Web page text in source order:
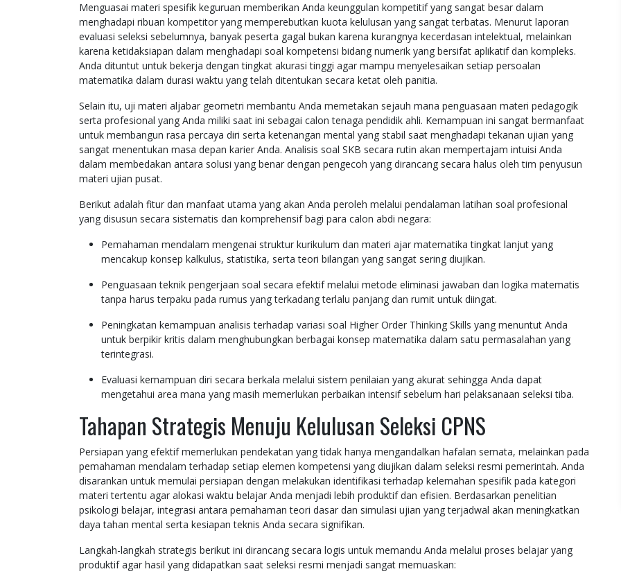
Menguasai materi spesifik keguruan memberikan Anda keunggulan kompetitif yang sangat besar dalam
menghadapi ribuan kompetitor yang memperebutkan kuota kelulusan yang sangat terbatas. Menurut laporan
evaluasi seleksi sebelumnya, banyak peserta gagal bukan karena kurangnya kecerdasan intelektual, melainkan
karena ketidaksiapan dalam menghadapi soal kompetensi bidang numerik yang bersifat aplikatif dan kompleks.
Anda dituntut untuk bekerja dengan tingkat akurasi tinggi agar mampu menyelesaikan setiap persoalan
matematika dalam durasi waktu yang telah ditentukan secara ketat oleh panitia.
Selain itu, uji materi aljabar geometri membantu Anda memetakan sejauh mana penguasaan materi pedagogik
serta profesional yang Anda miliki saat ini sebagai calon tenaga pendidik ahli. Kemampuan ini sangat bermanfaat
untuk membangun rasa percaya diri serta ketenangan mental yang stabil saat menghadapi tekanan ujian yang
sangat menentukan masa depan karier Anda. Analisis soal SKB secara rutin akan mempertajam intuisi Anda
dalam membedakan antara solusi yang benar dengan pengecoh yang dirancang secara halus oleh tim penyusun
materi ujian pusat.
Berikut adalah fitur dan manfaat utama yang akan Anda peroleh melalui pendalaman latihan soal profesional
yang disusun secara sistematis dan komprehensif bagi para calon abdi negara:
Pemahaman mendalam mengenai struktur kurikulum dan materi ajar matematika tingkat lanjut yang
mencakup konsep kalkulus, statistika, serta teori bilangan yang sangat sering diujikan.
Penguasaan teknik pengerjaan soal secara efektif melalui metode eliminasi jawaban dan logika matematis
tanpa harus terpaku pada rumus yang terkadang terlalu panjang dan rumit untuk diingat.
Peningkatan kemampuan analisis terhadap variasi soal Higher Order Thinking Skills yang menuntut Anda
untuk berpikir kritis dalam menghubungkan berbagai konsep matematika dalam satu permasalahan yang
terintegrasi.
Evaluasi kemampuan diri secara berkala melalui sistem penilaian yang akurat sehingga Anda dapat
mengetahui area mana yang masih memerlukan perbaikan intensif sebelum hari pelaksanaan seleksi tiba.
Tahapan Strategis Menuju Kelulusan Seleksi CPNS
Persiapan yang efektif memerlukan pendekatan yang tidak hanya mengandalkan hafalan semata, melainkan pada
pemahaman mendalam terhadap setiap elemen kompetensi yang diujikan dalam seleksi resmi pemerintah. Anda
disarankan untuk memulai persiapan dengan melakukan identifikasi terhadap kelemahan spesifik pada kategori
materi tertentu agar alokasi waktu belajar Anda menjadi lebih produktif dan efisien. Berdasarkan penelitian
psikologi belajar, integrasi antara pemahaman teori dasar dan simulasi ujian yang terjadwal akan meningkatkan
daya tahan mental serta kesiapan teknis Anda secara signifikan.
Langkah-langkah strategis berikut ini dirancang secara logis untuk memandu Anda melalui proses belajar yang
produktif agar hasil yang didapatkan saat seleksi resmi menjadi sangat memuaskan: